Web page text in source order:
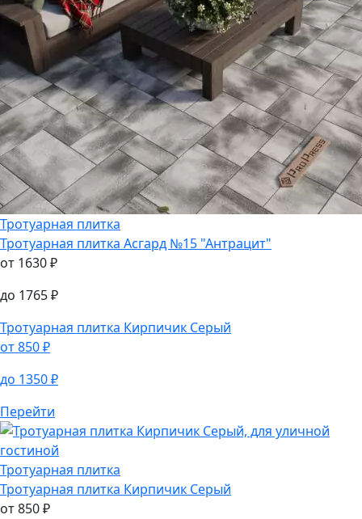
Тротуарная плитка
Тротуарная плитка Асгард №15 "Антрацит"
от 1630₽
до 1765₽
Тротуарная плитка Кирпичик Серый
от850₽
до 1350₽
Перейти
Тротуарная плитка
Тротуарная плитка Кирпичик Серый
от850₽